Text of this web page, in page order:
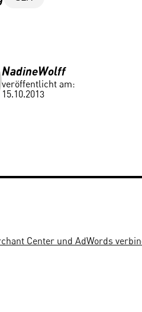
NadineWolff
veröffentlicht am:
15.10.2013
Center und AdWords